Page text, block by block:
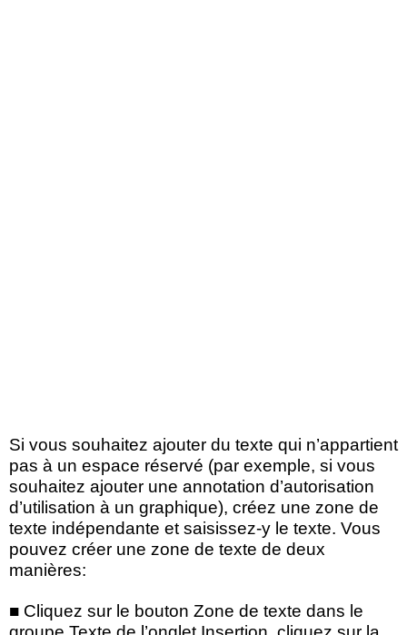
Si vous souhaitez ajouter du texte qui n’appartient
pas à un espace réservé (par exemple, si vous
souhaitez ajouter une annotation d’autorisation
d’utilisation à un graphique), créez une zone de
texte indépendante et saisissez-y le texte. Vous
pouvez créer une zone de texte de deux
manières:
■ Cliquez sur le bouton Zone de texte dans le